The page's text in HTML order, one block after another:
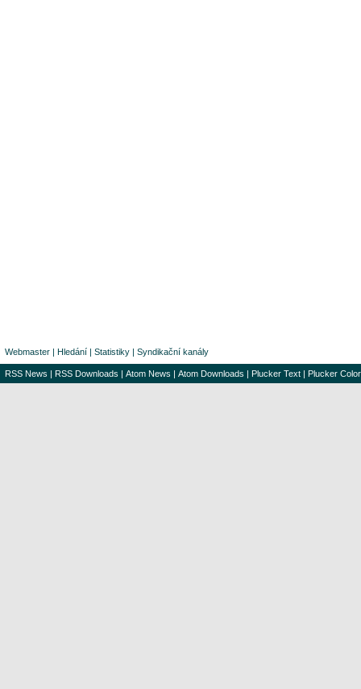
Webmaster | Hledání | Statistiky | Syndikační kanály
RSS News | RSS Downloads | Atom News | Atom Downloads | Plucker Text | Plucker Color